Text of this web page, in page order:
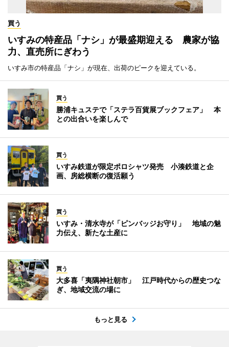
買う
いすみの特産品「ナシ」が最盛期迎える 農家が協
力、直売所にぎわう
いすみ市の特産品「ナシ」が現在、出荷のピークを迎えている。
買う
勝浦キュステで「ステラ百貨展ブックフェア」 本
との出合いを楽しんで
買う
いすみ鉄道が限定ポロシャツ発売 小湊鉄道と企
画、房総横断の復活願う
買う
いすみ・清水寺が「ピンバッジお守り」 地域の魅
力伝え、新たな土産に
買う
大多喜「夷隅神社朝市」 江戸時代からの歴史つな
ぎ、地域交流の場に
もっと見る